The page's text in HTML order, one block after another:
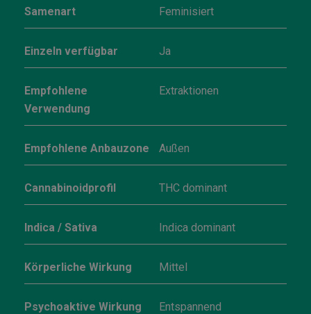
Samenart Feminisiert
Einzeln verfügbar Ja
Empfohlene
Verwendung
Extraktionen
Empfohlene Anbauzone Außen
Cannabinoidprofil THC dominant
Indica / Sativa Indica dominant
Körperliche Wirkung Mittel
Psychoaktive Wirkung Entspannend